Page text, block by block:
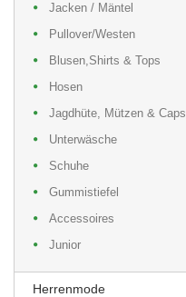
Jacken / Mäntel
Pullover/Westen
Blusen,Shirts & Tops
Hosen
Jagdhüte, Mützen & Caps
Unterwäsche
Schuhe
Gummistiefel
Accessoires
Junior
Herrenmode